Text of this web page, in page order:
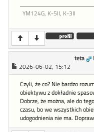
YM124G, K-5II, K-3II
teta
2026-06-02, 15:12
Czyli, że co? Nie bardzo
obiektywu z dokładnie
Dobrze, że można, ale do
czasu, bo we wszystkich
udogodnienia nie ma.